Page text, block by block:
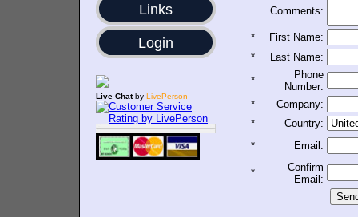
Links
Login
Live Chatby LivePerson
Comments:
*
First Name:
*
Last Name:
*
Phone
Number:
*
Company:
*
Country:
*
Email:
*
Confirm
Email: